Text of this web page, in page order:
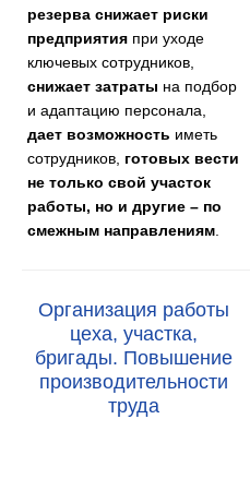
резерва снижает риски
предприятия при уходе
ключевых сотрудников,
снижает затраты на подбор
и адаптацию персонала,
дает возможность иметь
сотрудников, готовых вести
не только свой участок
работы, но и другие – по
смежным направлениям
Организация работы
цеха, участка,
бригады. Повышение
производительности
труда